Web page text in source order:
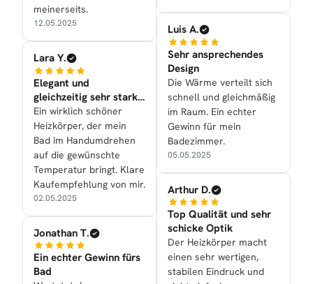
meinerseits.
12.05.2025
Lara Y.
Elegant und
gleichzeitig sehr stark
in der Leistung
Ein wirklich schöner
Heizkörper, der mein
Bad im Handumdrehen
auf die gewünschte
Temperatur bringt. Klare
Kaufempfehlung von mir.
02.05.2025
Jonathan T.
Ein echter Gewinn fürs
Bad
Luis A.
Sehr ansprechendes
Design
Die Wärme verteilt sich
schnell und gleichmäßig
im Raum. Ein echter
Gewinn für mein
Badezimmer.
05.05.2025
Arthur D.
Top Qualität und sehr
schicke Optik
Der Heizkörper macht
einen sehr wertigen,
stabilen Eindruck und